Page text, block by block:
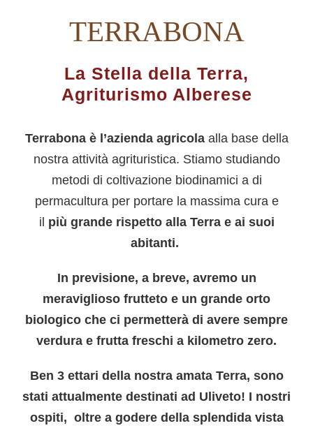
TERRABONA
La Stella della Terra,
Agriturismo Alberese
Terrabona è l’azienda agricolaalla base della
nostra attività agrituristica. Stiamo studiando
metodi di coltivazione biodinamici a di
permacultura per portare la massima cura e
il più grande rispetto alla Terra e ai suoi
abitanti.
In previsione, a breve, avremo un
meraviglioso frutteto e un grande orto
biologico che ci permetterà di avere sempre
verdura e frutta freschi a kilometro zero.
Ben 3 ettari della nostra amata Terra, sono
stati attualmente destinati ad Uliveto! I nostri
ospiti, oltre a godere della splendida vista